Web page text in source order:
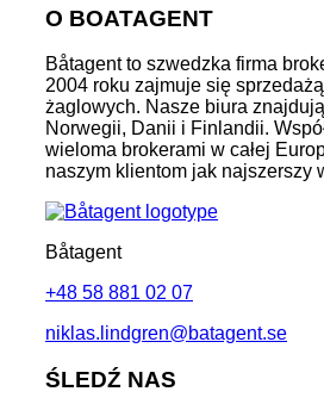
O BOATAGENT
Båtagent to szwedzka firma
2004 roku zajmuje się
żaglowych. Nasze biura
Norwegii, Danii i Finlandii.
wieloma brokerami w całej
naszym klientom jak najszerszy
Båtagent
+48 58 881 02 07
niklas.lindgren@batagent.se
ŚLEDŹ NAS